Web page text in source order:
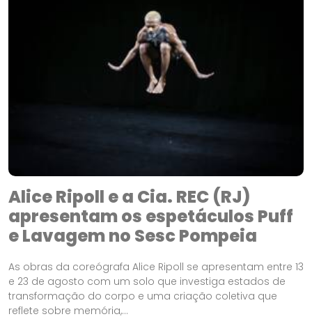
Alice Ripoll e a Cia. REC (RJ)
apresentam os espetáculos Puff
e Lavagem no Sesc Pompeia
As obras da coreógrafa Alice Ripoll se apresentam entre 13
e 23 de agosto com um solo que investiga estados de
transformação do corpo e uma criação coletiva que
reflete sobre memória,...